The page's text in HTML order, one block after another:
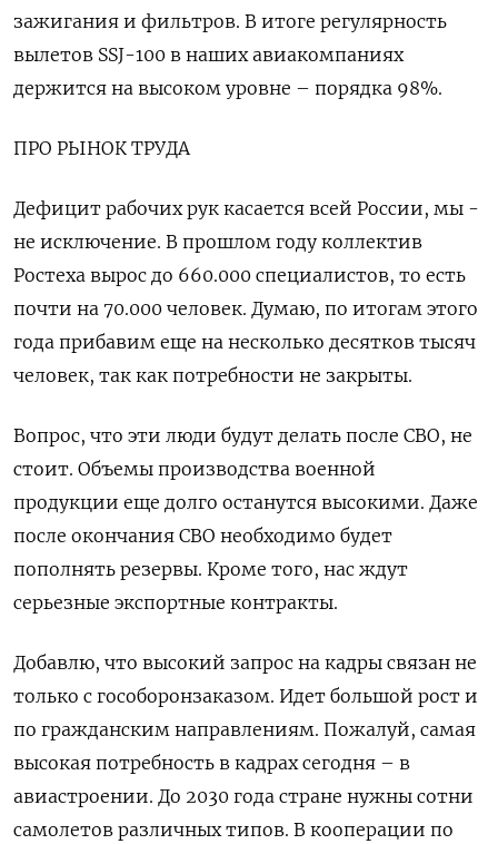
зажигания и фильтров. В итоге регулярность
вылетов SSJ-100 в наших авиакомпаниях
держится на высоком уровне – порядка 98%.
ПРО РЫНОК ТРУДА
Дефицит рабочих рук касается всей России, мы -
не исключение. В прошлом году коллектив
Ростеха вырос до 660.000 специалистов, то есть
почти на 70.000 человек. Думаю, по итогам этого
года прибавим еще на несколько десятков тысяч
человек, так как потребности не закрыты.
Вопрос, что эти люди будут делать после СВО, не
стоит. Объемы производства военной
продукции еще долго останутся высокими. Даже
после окончания СВО необходимо будет
пополнять резервы. Кроме того, нас ждут
серьезные экспортные контракты.
Добавлю, что высокий запрос на кадры связан не
только с гособоронзаказом. Идет большой рост и
по гражданским направлениям. Пожалуй, самая
высокая потребность в кадрах сегодня – в
авиастроении. До 2030 года стране нужны сотни
самолетов различных типов. В кооперации по